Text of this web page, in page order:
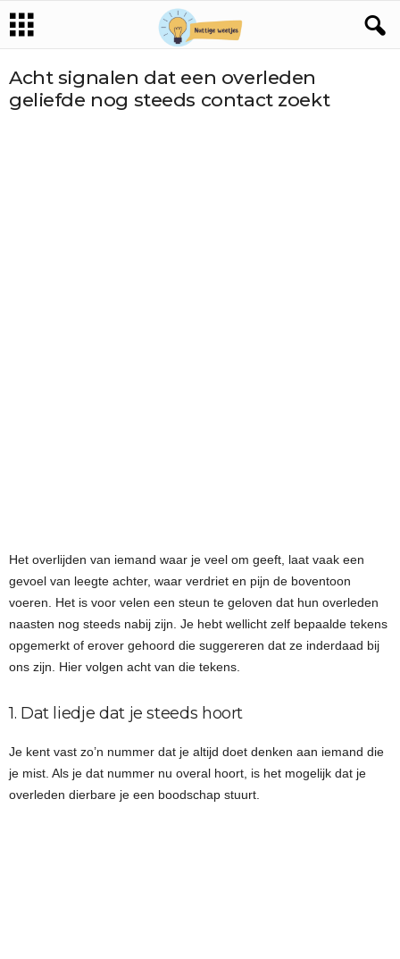
Acht signalen dat een overleden
geliefde nog steeds contact zoekt
Het overlijden van iemand waar je veel om geeft, laat vaak een
gevoel van leegte achter, waar verdriet en pijn de boventoon
voeren. Het is voor velen een steun te geloven dat hun overleden
naasten nog steeds nabij zijn. Je hebt wellicht zelf bepaalde tekens
opgemerkt of erover gehoord die suggereren dat ze inderdaad bij
ons zijn. Hier volgen acht van die tekens.
1. Dat liedje dat je steeds hoort
Je kent vast zo’n nummer dat je altijd doet denken aan iemand die
je mist. Als je dat nummer nu overal hoort, is het mogelijk dat je
overleden dierbare je een boodschap stuurt.